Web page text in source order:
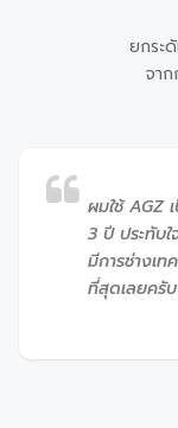
ยกระ
จา
บริการรวดเ
ต้องราคาแ